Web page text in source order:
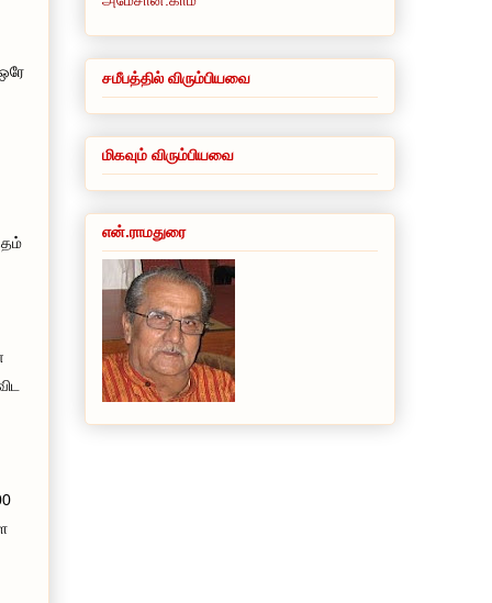
சமீபத்தில் விரும்பியவை
மிகவும் விரும்பியவை
என்.ராமதுரை